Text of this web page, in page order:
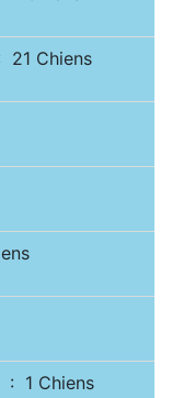
21 Chiens
: 1 Chiens